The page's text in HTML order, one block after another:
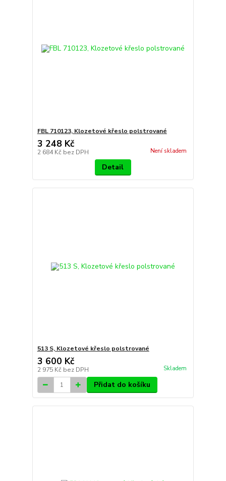
FBL 710123, Klozetové křeslo polstrované
3 248 Kč
2 684 Kč bez DPH Není skladem
Detail
513 S, Klozetové křeslo polstrované
3 600 Kč
2 975 Kč bez DPH Skladem
Přidat do košíku